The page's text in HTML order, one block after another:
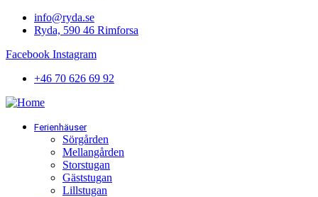
info@ryda.se
Ryda, 590 46 Rimforsa
Facebook Instagram
+46 70 626 69 92
Ferienhäuser
Sörgården
Mellangården
Storstugan
Gäststugan
Lillstugan